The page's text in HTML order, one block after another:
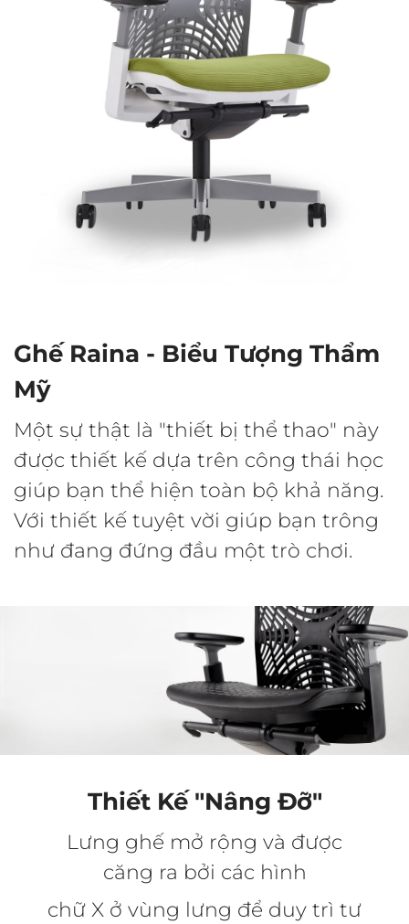
Ghế Raina - Biểu Tượng Thẩm
Mỹ
Một sự thật là "thiết bị thể thao" này
được thiết kế dựa trên công thái học
giúp bạn thể hiện toàn bộ khả năng.
Với thiết kế tuyệt vời giúp bạn trông
như đang đứng đầu một trò chơi.
Thiết Kế "Nâng Đỡ"
Lưng ghế mở rộng và được
căng ra bởi các hình
chữ X ở vùng lưng để duy trì tư